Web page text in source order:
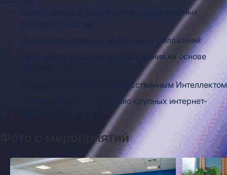
Самый опытный разработчик корпоративных
Разработка нативных мобильных приложений
Персонализированные предложения на основе
Внедрение чат-ботов с Искусственным Интеллектом
Лучшее в России портфолио крупных интернет-
Фото с мероприятий